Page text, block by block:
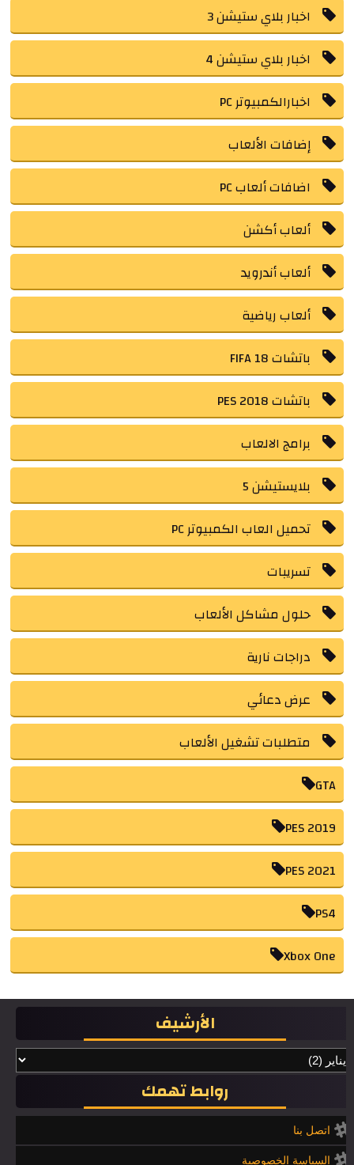
اخبار بلاي ستيشن 3
اخبار بلاي ستيشن 4
اخبارالكمبيوتر PC
إضافات الألعاب
اضافات ألعاب PC
ألعاب أكشن
ألعاب أندرويد
ألعاب رياضية
باتشات FIFA 18
باتشات PES 2018
برامج الالعاب
بلايستيشن 5
تحميل العاب الكمبيوتر PC
تسريبات
حلول مشاكل الألعاب
دراجات نارية
عرض دعائي
متطلبات تشغيل الألعاب
GTA
PES 2019
PES 2021
PS4
Xbox One
الأرشيف
روابط تهمك
اتصل بنا
السياسة الخصوصية